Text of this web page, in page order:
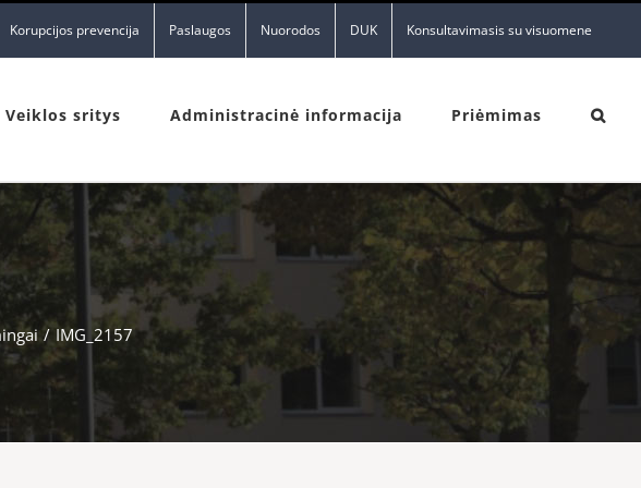
Korupcijos prevencija Paslaugos Nuorodos DUK Konsultavimasis su visuomene
Veiklos sritys Administracinė informacija Priėmimas
/ IMG_2157